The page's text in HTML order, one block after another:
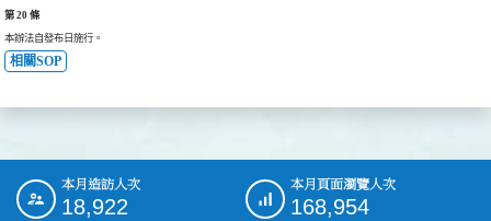
第 20 條
本辦法自發布日施行。
相關SOP
::: 本月造訪人次
18,922
本月頁面瀏覽人次
168,954